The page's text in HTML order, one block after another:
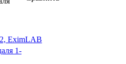
EximLAB
1-